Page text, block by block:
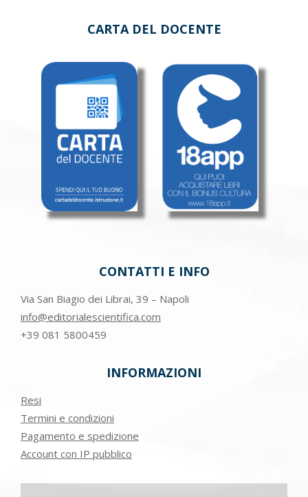
CARTA DEL DOCENTE
CONTATTI E INFO
Via San Biagio dei Librai, 39 – Napoli
info@editorialescientifica.com
+39 081 5800459
INFORMAZIONI
Resi
Termini e condizioni
Pagamento e spedizione
Account con IP pubblico